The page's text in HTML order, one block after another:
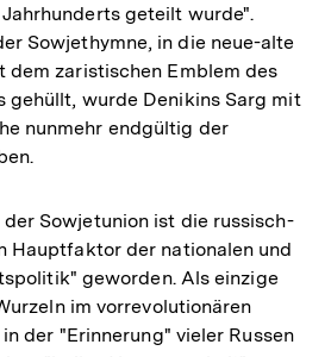
geteilt wurde".
Sowjethymne, in die neue-alte
dem zaristischen Emblem des
gehüllt, wurde Denikins Sarg mit
nunmehr endgültig der
Sowjetunion ist die russisch-
Hauptfaktor der nationalen und
geworden. Als einzige
im vorrevolutionären
der "Erinnerung" vieler Russen